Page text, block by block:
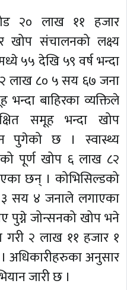
२० लाख ११ हजार
खोप संचालनको लक्ष्य
५५ देखि ५९ वर्ष भन्दा
लाख ८० ५ सय ६७ जना
बाहिरका व्यक्तिले
समूह भन्दा खोप
पुगेको छ । स्वास्थ्य
पूर्ण खोप ६ लाख ८२
छन् । कोभिसिल्डको
सय ४ जनाले लगाएका
पुग्ने जोन्सनको खोप भने
गरी २ लाख ११ हजार १
अनुसार
जारी छ ।